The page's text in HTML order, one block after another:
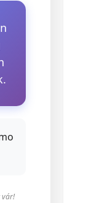
vár!